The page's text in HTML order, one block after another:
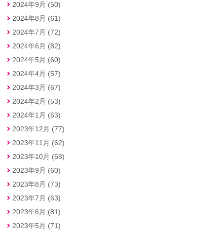
2024年9月 (50)
2024年8月 (61)
2024年7月 (72)
2024年6月 (82)
2024年5月 (60)
2024年4月 (57)
2024年3月 (67)
2024年2月 (53)
2024年1月 (63)
2023年12月 (77)
2023年11月 (62)
2023年10月 (68)
2023年9月 (60)
2023年8月 (73)
2023年7月 (63)
2023年6月 (81)
2023年5月 (71)